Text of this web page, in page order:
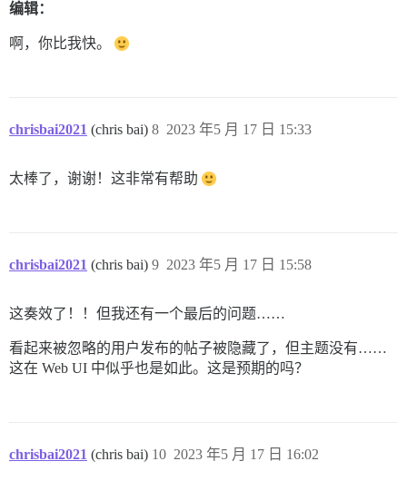
编辑：
啊，你比我快。
chrisbai2021 (chris bai) 2023 年5 月 17 日 15:33
8
太棒了，谢谢！这非常有帮助
chrisbai2021 (chris bai) 2023 年5 月 17 日 15:58
9
这奏效了！！但我还有一个最后的问题……
看起来被忽略的用户发布的帖子被隐藏了，但主题没有……
这在 Web UI 中似乎也是如此。这是预期的吗？
chrisbai2021 (chris bai) 2023 年5 月 17 日 16:02
10